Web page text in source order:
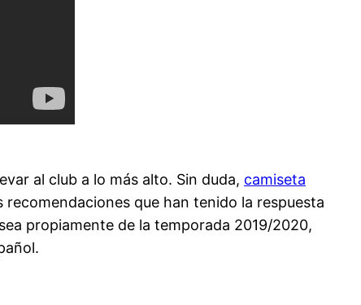
al club a lo más alto. Sin duda, camiseta
que han tenido la respuesta
propiamente de la temporada 2019/2020,